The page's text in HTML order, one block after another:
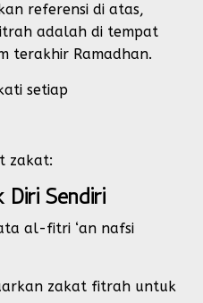
referensi di atas,
adalah di tempat
terakhir Ramadhan.
setiap
zakat:
Diri Sendiri
al-fitri ‘an nafsi
zakat fitrah untuk